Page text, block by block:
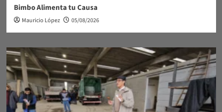
Bimbo Alimenta tu Causa
Mauricio López 05/08/2026